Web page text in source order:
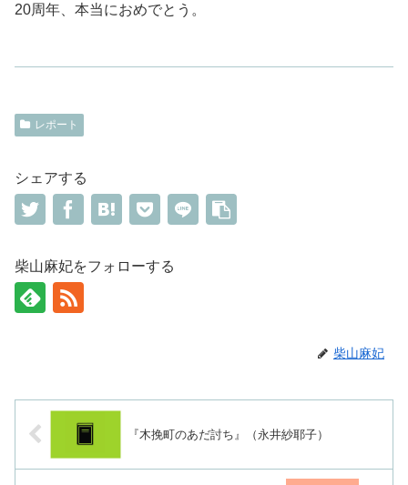
20周年、本当におめでとう。
レポート
シェアする
柴山麻妃をフォローする
柴山麻妃
『木挽町のあだ討ち』（永井紗耶子）